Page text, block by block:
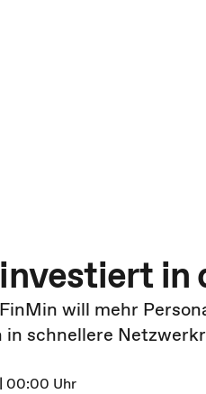
will mehr
in schnellere
00:00 Uhr